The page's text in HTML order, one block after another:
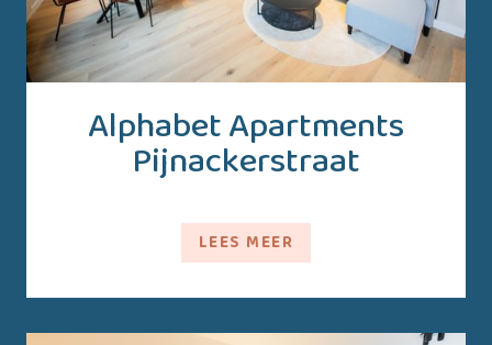
Alphabet Apartments
Pijnackerstraat
LEES MEER